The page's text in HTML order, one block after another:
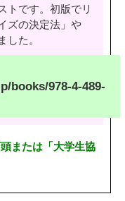
トです。初版でリ
ズの決定法」や
した。
books/978-4-489-
または「大学生協